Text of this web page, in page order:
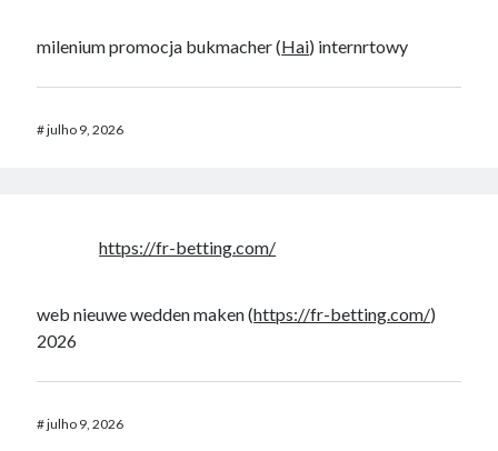
milenium promocja bukmacher (Hai) internrtowy
#julho 9, 2026
https://fr-betting.com/
web nieuwe wedden maken (https://fr-betting.com/)
2026
#julho 9, 2026